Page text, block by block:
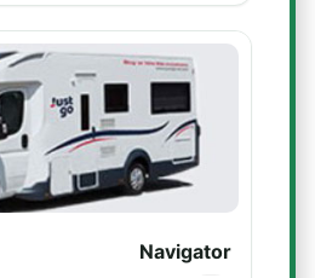
Navigator